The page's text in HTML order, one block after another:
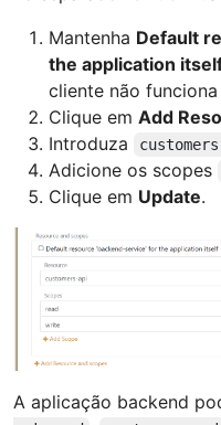
Mantenha Default
the application
cliente não
Clique em Add
Introduza
Adicione os scopes
Clique em Update.
A aplicação backend